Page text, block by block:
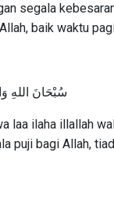
segala
baik waktu
سُبْحَانَ اللهِ
laa ilaha illallah
puji bagi Allah,